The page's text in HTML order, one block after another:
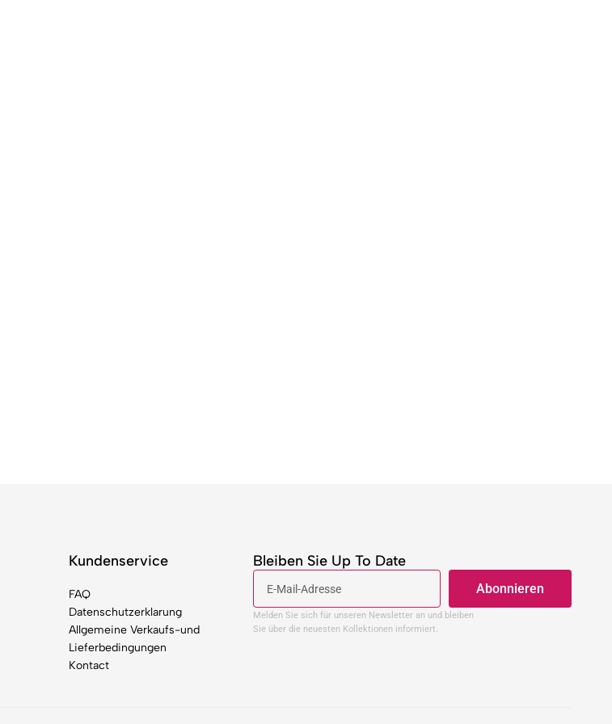
Kundenservice
FAQ
Datenschutzerklarung
Allgemeine Verkaufs-und
Lieferbedingungen
Kontact
Bleiben Sie Up To Date
Abonnieren
Melden Sie sich für unseren Newsletter an und bleiben
Sie über die neuesten Kollektionen informiert.